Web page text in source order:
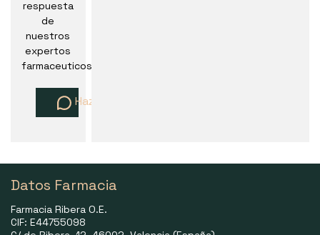
respuesta
de
nuestros
expertos
farmaceuticos
Haz una pregunta
Datos Farmacia
Farmacia Ribera O.E.
CIF: E44755098